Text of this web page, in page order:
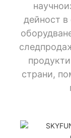
дейност в
страни,